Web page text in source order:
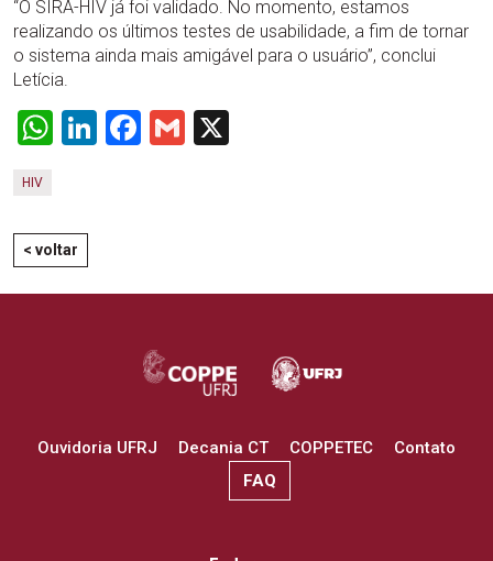
“O SIRA-HIV já foi validado. No momento, estamos
realizando os últimos testes de usabilidade, a fim de tornar
o sistema ainda mais amigável para o usuário”, conclui
Letícia.
WhatsApp
LinkedIn
Facebook
Gmail
HIV
< voltar
Ouvidoria UFRJ Decania CT COPPETEC
Contato
FAQ